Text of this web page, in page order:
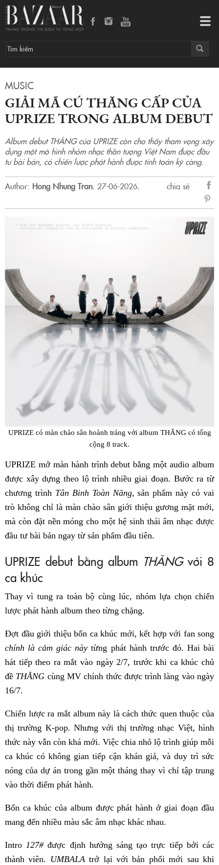
MUSIC
GIẢI MÃ CÚ THĂNG CẤP CỦA
UPRIZE TRONG ALBUM DEBUT
Album debut THĂNG của UPRIZE còn cho thấy tham vọng xây
dựng một mô hình nhóm nhạc thần tượng Việt Nam được đầu
tư bài bản, có chiến lược phát hành được tính toán kỹ càng.
Author: Hong Nhung Tran. 27-06-2026.
chia sẻ
sẻ
UPRIZE có màn chào sân hoành tráng với album THĂNG có tổng
cộng 8 track.
UPRIZE mở màn hành trình debut bằng một audio album
được xây dựng theo lộ trình nhiều giai đoạn. Bước ra từ
chương trình Tân Binh Toàn Năng, sản phẩm này có vai
trò không chỉ là màn chào sân giới thiệu gương mặt mới,
mà còn đặt nền móng cho một hệ sinh thái âm nhạc được
đầu tư bài bản ngay từ sản phẩm đầu tiên.
UPRIZE debut bằng album THĂNGvới 8
ca khúc
Thay vì tung ra toàn bộ cùng lúc, nhóm lựa chọn chiến
lược phát hành album theo từng chặng.
Đợt đầu giới thiệu bốn ca khúc mới, kết hợp với fan song
chính là cảm giác này từng phát hành trước đó. Hai bài
hát tiếp theo ra mắt vào ngày 2/7, trước khi ca khúc chủ
đề THĂNG cùng MV chính thức được trình làng vào ngày
16/7.
Chiến lược ra mắt album này là cách thức quen thuộc của
thị trường K-pop. Nhưng với thị trường nhạc Việt, hình
thức này vẫn còn khá mới. Việc chia nhỏ lộ trình giúp mỗi
ca khúc có không gian tiếp cận khán giả, và duy trì sức
nóng của dự án trong gần một tháng thay vì chỉ tập trung
vào thời điểm phát hành.
Bốn ca khúc của album được phát hành ở giai đoạn đầu
mang đến nhiều màu sắc âm nhạc khác nhau.
Intro127#được định hướng sáng tạo trực tiếp bởi các
thành viên. UMBALAtrở lại với bản phối mới sau khi
Giải mã cú THĂNG cấp của UPRIZE trong album debut